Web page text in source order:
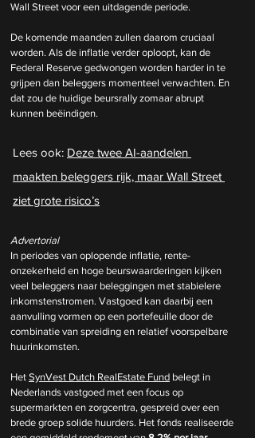
Wall Street voor een uitdagende periode.
De komende maanden zullen daarom cruciaal
worden. Als de inflatie verder oploopt, kan de
Federal Reserve gedwongen worden harder in te
grijpen dan beleggers momenteel verwachten. En
dat zou de huidige beursrally zomaar abrupt
kunnen beëindigen.
Lees ook: Deze twee AI-aandelen
maakten beleggers rijk, maar Wall Street
ziet grote risico’s
Advertorial
In periodes van oplopende inflatie, rente-
onzekerheid en hoge beurswaarderingen kijken
veel beleggers naar beleggingen met stabielere
inkomstenstromen. Vastgoed kan daarbij een
aanvulling vormen op een portefeuille door de
combinatie van spreiding en relatief voorspelbare
huurinkomsten.
Het SynVest Dutch RealEstate Fund belegt in
Nederlands vastgoed met een focus op
supermarkten en zorgcentra, gespreid over een
brede groep solide huurders. Het fonds realiseerde